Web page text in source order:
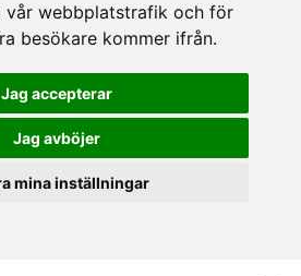
vår webbplatstrafik och för
besökare kommer ifrån.
Jag accepterar
Jag avböjer
mina inställningar